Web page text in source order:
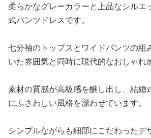
柔らかなグレーカラーと上品なシルエ
式パンツドレスです。
七分袖のトップスとワイドパンツの組
いた雰囲気と同時に現代的なおしゃれ
素材の質感が高級感を醸し出し、結婚
にふさわしい風格を漂わせています。
シンプルながらも細部にこだわったデ